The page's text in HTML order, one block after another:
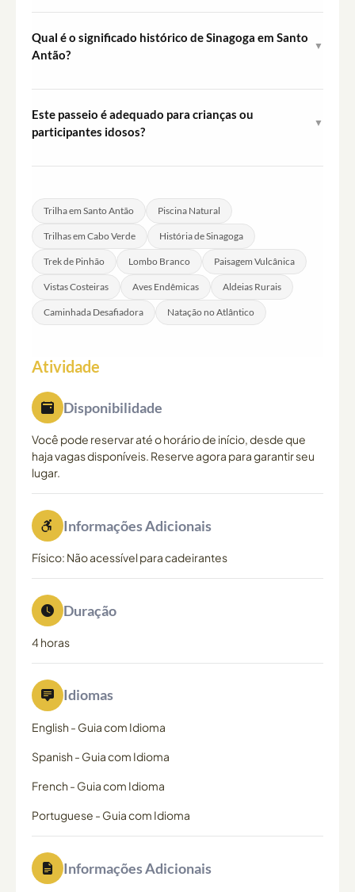
água, protetor solar, chapéu e maiô ou roupa de banho
Qual é o significado histórico de Sinagoga em Santo
Antão?
▼
Portugal. É um dos assentamentos culturalmente
Este passeio é adequado para crianças ou
participantes idosos?
▼
e adolescentes mais velhos com bom condicionamento
físico. Crianças devem estar acompanhadas por um
adulto responsável.
Trilha em Santo Antão Piscina Natural
Trilhas em Cabo Verde História de Sinagoga
Trek de Pinhão Lombo Branco Paisagem Vulcânica
Vistas Costeiras Aves Endêmicas Aldeias Rurais
Caminhada Desafiadora Natação no Atlântico
Atividade
Disponibilidade
Você pode reservar até o horário de início, desde que
haja vagas disponíveis. Reserve agora para garantir seu
lugar.
Informações Adicionais
Físico: Não acessível para cadeirantes
Duração
4 horas
Idiomas
English - Guia com Idioma
Spanish - Guia com Idioma
French - Guia com Idioma
Portuguese - Guia com Idioma
Informações Adicionais